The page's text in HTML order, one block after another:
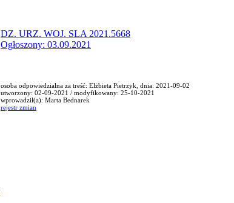
DZ. URZ. WOJ. SLA 2021.5668
Ogłoszony: 03.09.2021
osoba odpowiedzialna za treść: Elżbieta Pietrzyk, dnia: 2021-09-02
utworzony: 02-09-2021 / modyfikowany: 25-10-2021
wprowadził(a): Marta Bednarek
rejestr zmian